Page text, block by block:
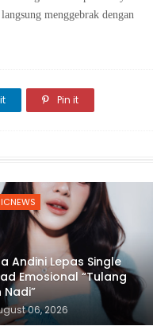
menggebrak dengan
Pin it
Andini Lepas Single
Emosional “Tulang
Nadi”
06, 2026